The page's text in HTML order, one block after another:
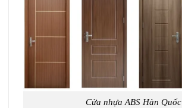
Cửa nhựa ABS Hàn Quốc